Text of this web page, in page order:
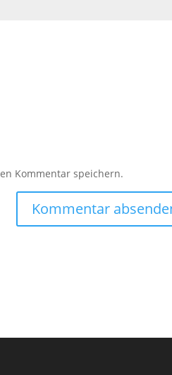
Kommentar speichern.